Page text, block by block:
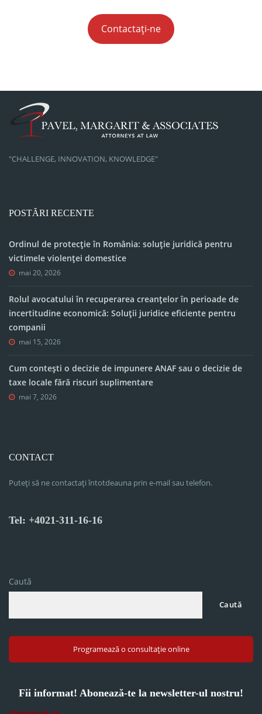
Contactați-ne
"CHALLENGE, INNOVATION, KNOWLEDGE"
POSTĂRI RECENTE
Ordinul de protecție în România: soluție juridică pentru
victimele violenței domestice
mai 20, 2026
Rolul avocatului în recuperarea creanțelor în perioade de
incertitudine economică: Soluții juridice eficiente pentru
companii
mai 15, 2026
Cum contești o decizie de impunere ANAF sau o decizie de
taxe locale fără riscuri suplimentare
mai 7, 2026
CONTACT
Puteți să ne contactați întotdeauna prin e-mail sau telefon.
Tel: +4021-311-16-16
Caută
Caută
Programează o consultație online
Fii informat! Abonează-te la newsletter-ul nostru!